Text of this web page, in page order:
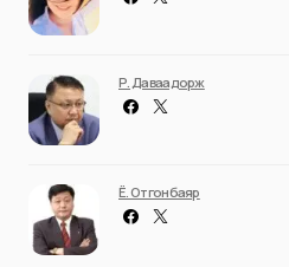
Р. Даваадорж
Ё. Отгонбаяр